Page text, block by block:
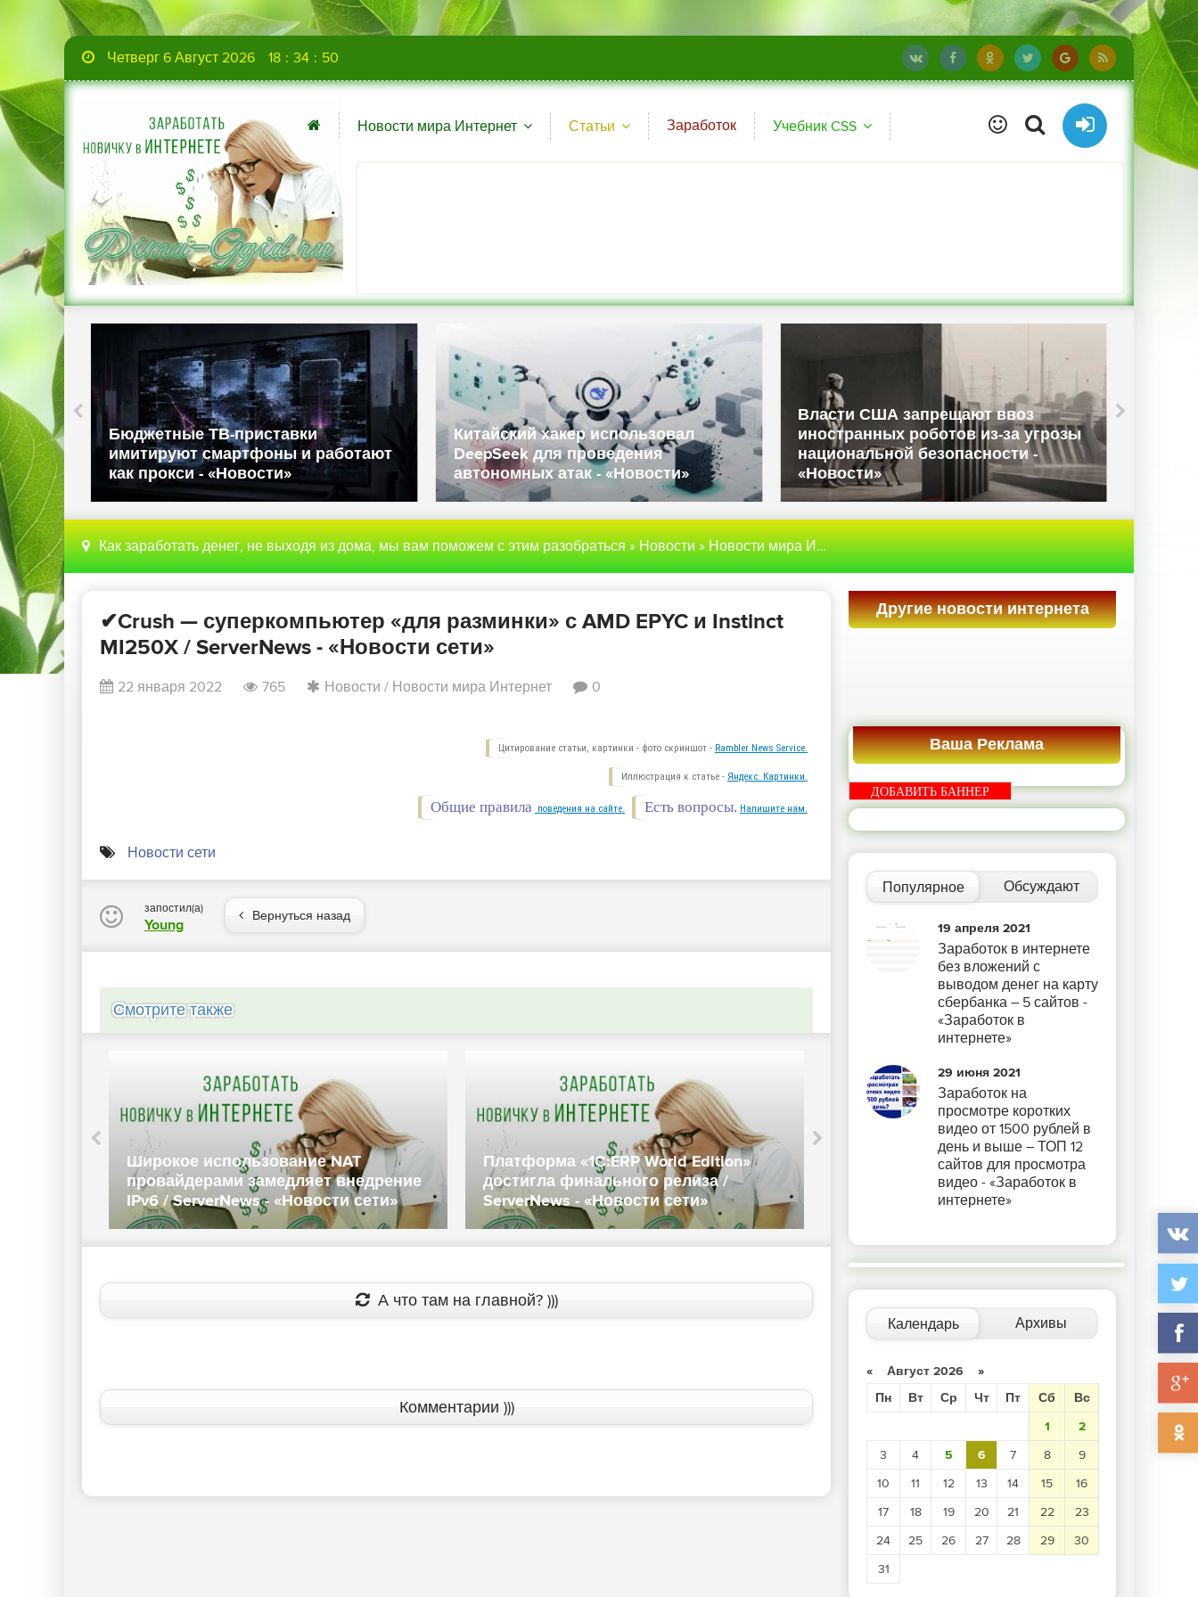
Четверг 6 Август 2026 18 : 34 : 51
Новости мира Интернет Статьи Заработок Учебник CSS
в
Бюджетные ТВ-приставки
имитируют смартфоны и работают
как прокси - «Новости»
Китайский хакер использовал
DeepSeek для проведения
автономных атак - «Новости»
Власти США запрещают ввоз
иностранных роботов из-за угрозы
национальной безопасности -
«Новости»
Как заработать денег, не выходя из дома, мы вам поможем с этим разобраться»Новости»Новости мира Интернет » Crush — суперкомпьютер «для разминки» с
✔Crush — суперкомпьютер «для разминки» с AMD EPYC и Instinct
MI250X / ServerNews - «Новости сети»
22 января 2022 765 Новости / Новости мира Интернет 0
Цитирование статьи, картинки - фото скриншот - Rambler News Service.
Иллюстрация к статье - Яндекс. Картинки.
Есть вопросы. Напишите нам.
Общие правила поведения на сайте.
Новости сети
запостил(а)
Young
Вернуться назад
Смотрите также
Широкое использование NAT
провайдерами замедляет внедрение
IPv6 / ServerNews - «Новости сети»
Платформа «1С:ERP World Edition»
достигла финального релиза /
ServerNews - «Новости сети»
AMD представила серверные
ускорители вычислений серии
Instinct MI200 - «Новости сети»
А что там на главной? )))
Комментарии )))
Другие новости интернета
Ваша Реклама
ДОБАВИТЬ БАННЕР
Популярное Обсуждают
19 апреля 2021
Заработок в интернете
без вложений с
выводом денег на карту
сбербанка – 5 сайтов -
«Заработок в
интернете»
29 июня 2021
Заработок на
просмотре коротких
видео от 1500 рублей в
день и выше – ТОП 12
сайтов для просмотра
видео - «Заработок в
интернете»
Календарь Архивы
« Август 2026 »
Пн
Вт Ср Чт Пт Сб
Вс
1
2
3
4 5 6 7 8
9
10
11 12 13 14 15
16
17
18 19 20 21 22
23
24
25 26 27 28 29
30
31